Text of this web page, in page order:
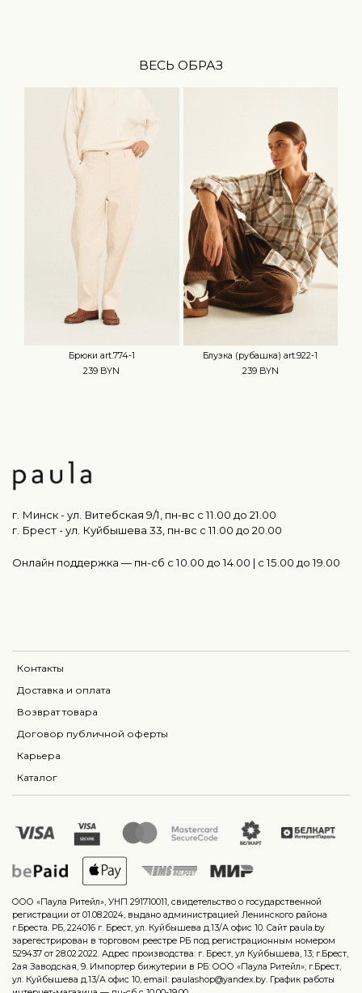
ВЕСЬ ОБРАЗ
Брюки art.774-1
239 BYN
Блузка (рубашка) art.922-1
239 BYN
Контакты
Доставка и оплата
Возврат товара
Договор публичной оферты
Карьера
Каталог
г. Минск - ул. Витебская 9/1, пн-вс с 11.00 до 21.00
г. Брест - ул. Куйбышева 33, пн-вс c 11.00 до 20.00
Онлайн поддержка — пн-сб с 10.00 до 14.00 | c 15.00 до 19.00
ООО «Паула Ритейл», УНП 291710011, свидетельство о государственной
регистрации от 01.08.2024, выдано администрацией Ленинского района
г.Бреста. РБ, 224016 г. Брест, ул. Куйбышева д.13/А офис 10. Сайт paula.by
зарегестрирован в торговом реестре РБ под регистрационным номером
529437 от 28.02.2022. Адрес производства: г. Брест, ул Куйбышева, 13; г.Брест,
2ая Заводская, 9. Импортер бижутерии в РБ: ООО «Паула Ритейл»; г.Брест,
ул. Куйбышева д.13/А офис 10, email: paulashop@yandex.by. График работы